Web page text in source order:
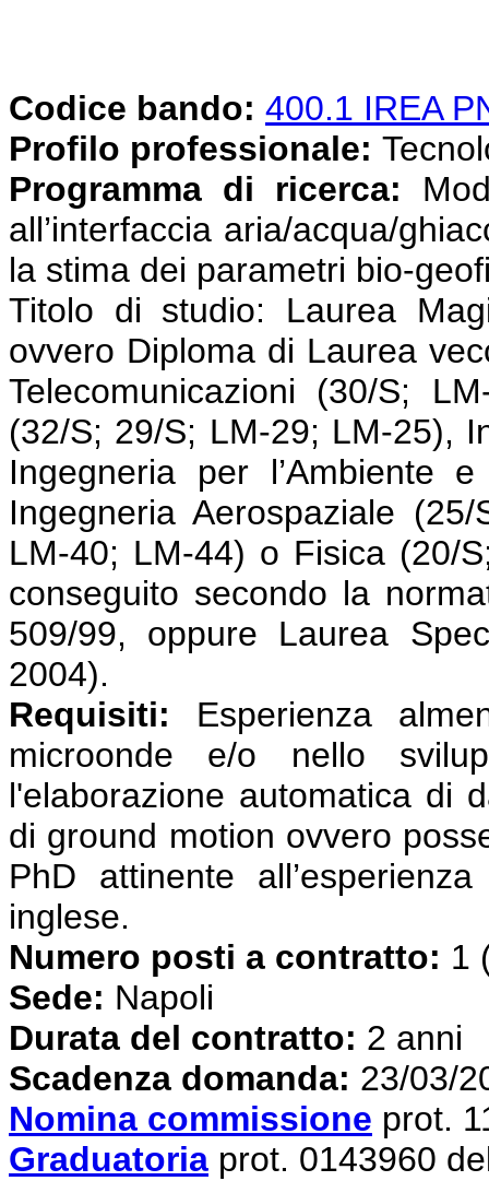
Codice bando: 400.1 IREA
Profilo professionale:
Programma di ricerca:
all’interfaccia aria/acqua/
la stima dei parametri bio-
Titolo di studio: Laurea
ovvero Diploma di Laurea
Telecomunicazioni (30/S;
(32/S; 29/S; LM-29; LM-25),
Ingegneria per l’Ambiente
Ingegneria Aerospaziale
LM-40; LM-44) o Fisica (20/
conseguito secondo la
509/99, oppure Laurea
2004).
Requisiti: Esperienza
microonde e/o nello
l'elaborazione automatica di
di ground motion ovvero
PhD attinente
inglese.
Numero posti a contratto: 1
Sede: Napoli
Durata del contratto: 2 anni
Scadenza domanda: 23/03/
Nomina commissione prot.
Graduatoria prot. 0143960